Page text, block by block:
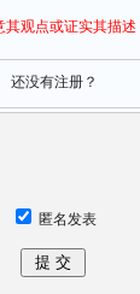
其观点或证实其描述
还没有注册？
匿名发表